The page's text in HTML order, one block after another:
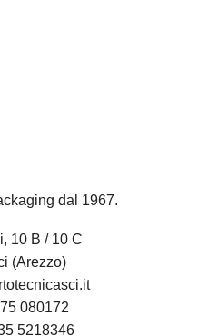
dal 1967.
10 B / 10 C
(Arezzo)
080172
5218346